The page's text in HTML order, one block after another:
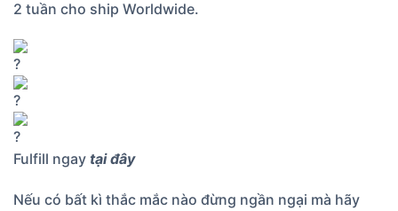
2 tuần cho ship Worldwide.
Fulfill ngay tại đây
Nếu có bất kì thắc mắc nào đừng ngần ngại mà hãy